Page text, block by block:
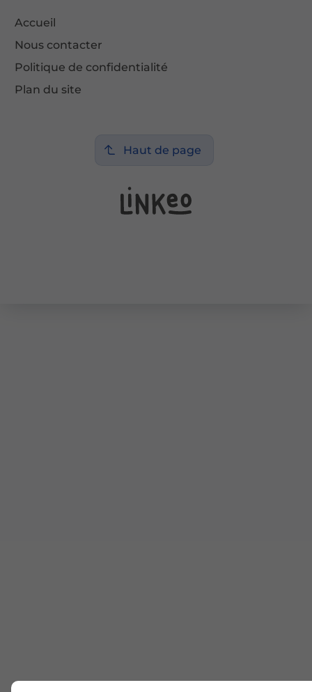
Accueil
Nous contacter
Politique de confidentialité
Plan du site
Haut de page